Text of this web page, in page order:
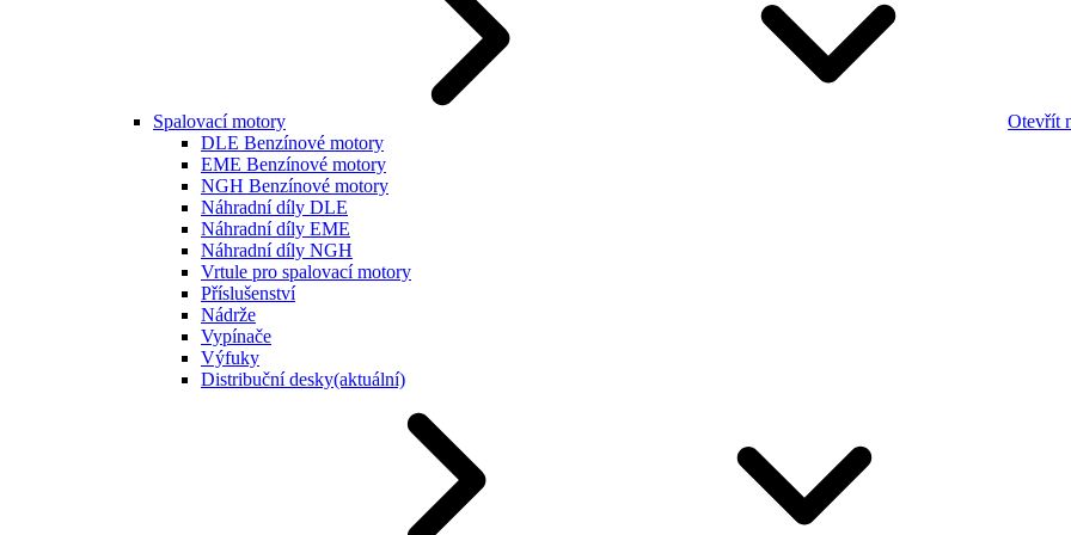
Spalovací motory
Otevřít
DLE Benzínové motory
EME Benzínové motory
NGH Benzínové motory
Náhradní díly DLE
Náhradní díly EME
Náhradní díly NGH
Vrtule pro spalovací motory
Příslušenství
Nádrže
Vypínače
Výfuky
Distribuční desky(aktuální)